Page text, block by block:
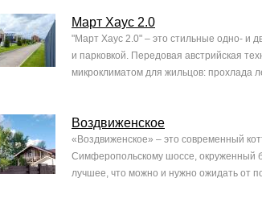
Март Хаус 2.0
"Март Хаус 2.0" – это стильные одно- и
и парковкой. Передовая австрийская
микроклиматом для жильцов: прохлада
Воздвиженское
«Воздвиженское» – это современный
Симферопольскому шоссе, окруженный
лучшее, что можно и нужно ожидать от